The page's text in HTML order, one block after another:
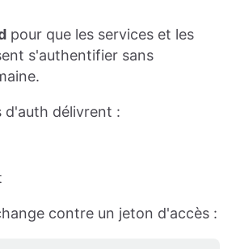
pour que les services et les
s'authentifier sans
d'auth délivrent :
contre un jeton d'accès :